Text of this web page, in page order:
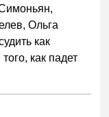
Ольга
как
как падет